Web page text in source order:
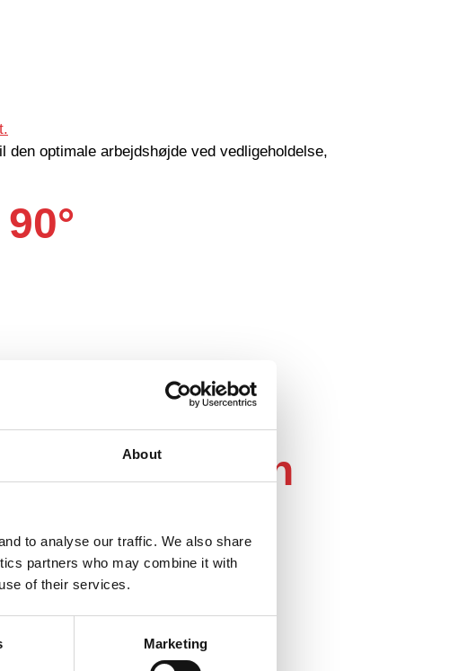
About
to analyse our traffic. We also share
partners who may combine it with
of their services.
Marketing
optimale arbejdshøjde ved vedligeholdelse,